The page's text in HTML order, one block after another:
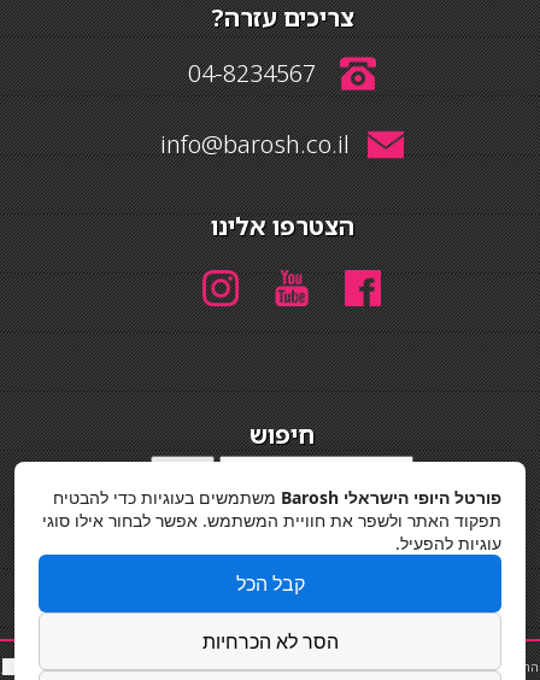
צריכים עזרה?
04-8234567
info@barosh.co.il
הצטרפו אלינו
חיפוש
מדיניות פרטיות
החלקות שיער|תאורה לבית|פאות ותוספות שיער|נייל סטודיו|תוספות שיער|שף פרטי|כ סאות
פורטל היופי הישראלי Barosh
משתמשים בעוגיות כדי להבטיח
תפקוד האתר ולשפר את חוויית המשתמש. אפשר לבחור אילו סוגי
עוגיות להפעיל.
קבל הכל
הסר לא הכרחיות